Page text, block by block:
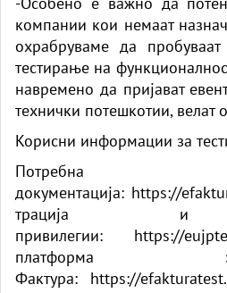
компании кои немаат
охрабруваме да
тестирање на
навремено да пријават
технички потешкотии, велат
Корисни информации за
Потребна
документација: https://
трација и
привилегии:
https://
Фактура:
https://